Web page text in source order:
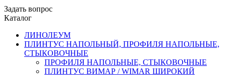
Задать вопрос
Каталог
ЛИНОЛЕУМ
ПЛИНТУС НАПОЛЬНЫЙ, ПРОФИЛЯ НАПОЛЬНЫЕ,
СТЫКОВОЧНЫЕ
ПРОФИЛЯ НАПОЛЬНЫЕ, СТЫКОВОЧНЫЕ
ПЛИНТУС ВИМАР / WIMAR ШИРОКИЙ